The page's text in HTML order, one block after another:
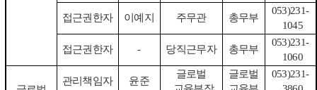
접근권한자 이예지 주무관 총무부
053)231-
1045
접근권한자 - 당직근무자 총무부
053)231-
1060
관리책임자 윤준
글로벌
글로벌
053)231-